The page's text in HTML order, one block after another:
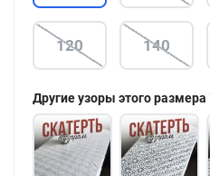
120 140
Другие узоры этого размера